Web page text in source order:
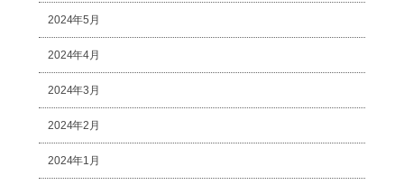
2024年5月
2024年4月
2024年3月
2024年2月
2024年1月